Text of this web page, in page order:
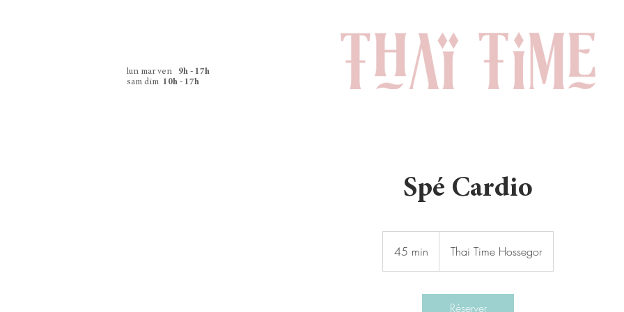
lun mar ven 9h - 17h
sam dim 10h - 17h
Spé Cardio
45 min
5
Thai Time Hossegor
Réserver